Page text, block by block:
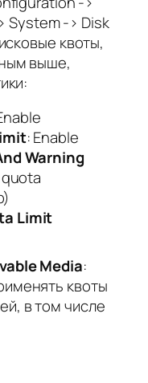
System -> Disk
квоты,
выше,
: Enable
Warning
Limit
Media:
квоты
в том числе